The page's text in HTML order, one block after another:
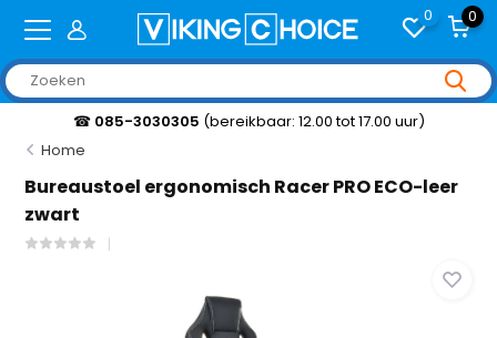
0 0
☎ 085-3030305 (bereikbaar: 12.00 tot 17.00 uur)
Home
Bureaustoel ergonomisch Racer PRO ECO-leer
zwart